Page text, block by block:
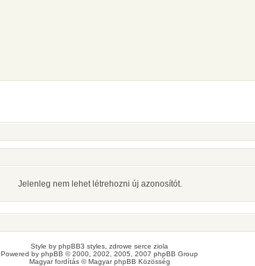
Jelenleg nem lehet létrehozni új azonosítót.
Style by phpBB3 styles , zdrowe serce ziola
Powered by phpBB © 2000, 2002, 2005, 2007 phpBB Group
Magyar fordítás ©Magyar phpBB Közösség